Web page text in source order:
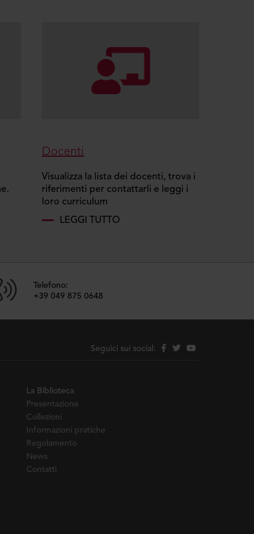
Docenti
Visualizza la lista dei docenti, trova i
riferimenti per contattarli e leggi i
loro curriculum
LEGGI TUTTO
Telefono:
+39 049 875 0648
Seguici sui social:
La Biblioteca
Presentazione
Collezioni
Informazioni pratiche
Regolamento
News
Contatti